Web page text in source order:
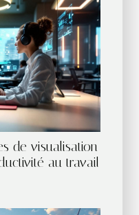
de visualisation
au travail